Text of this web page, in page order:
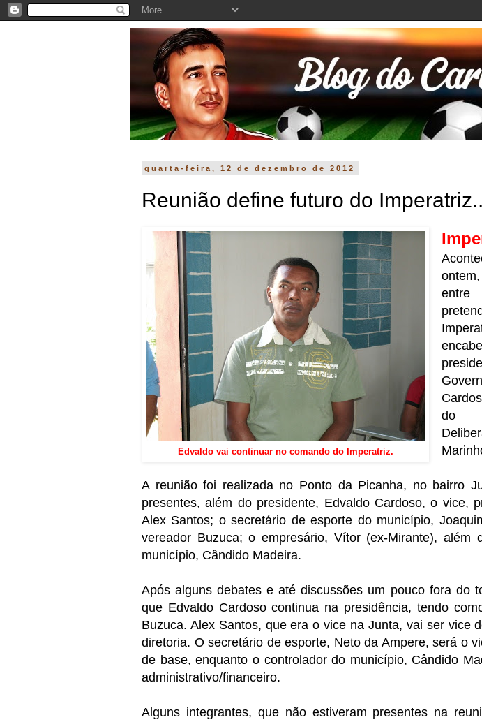
quarta-feira, 12 de dezembro de 2012
Reunião define futuro do
Edvaldo vai continuar no comando do Imperatriz.
do
A reunião foi realizada no Ponto da Picanha, no bairro
presentes, além do presidente, Edvaldo Cardoso, o vice,
Alex Santos; o secretário de esporte do município,
vereador Buzuca; o empresário, Vítor (ex-Mirante), além
município, Cândido Madeira.
Após alguns debates e até discussões um pouco fora do
que Edvaldo Cardoso continua na presidência, tendo
Buzuca. Alex Santos, que era o vice na Junta, vai ser vice
diretoria. O secretário de esporte, Neto da Ampere, será o
de base, enquanto o controlador do município, Cândido
administrativo/financeiro.
Alguns integrantes, que não estiveram presentes na